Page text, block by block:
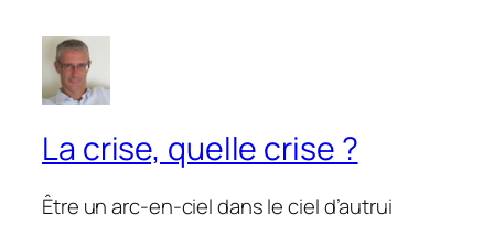
La crise, quelle crise ?
Être un arc-en-ciel dans le ciel d’autrui